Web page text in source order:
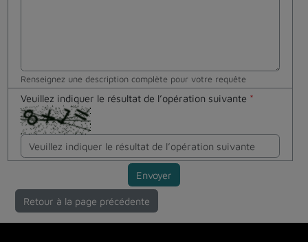
Renseignez une description complète pour votre requête
Veuillez indiquer le résultat de l’opération suivante *
Envoyer
Retour à la page précédente